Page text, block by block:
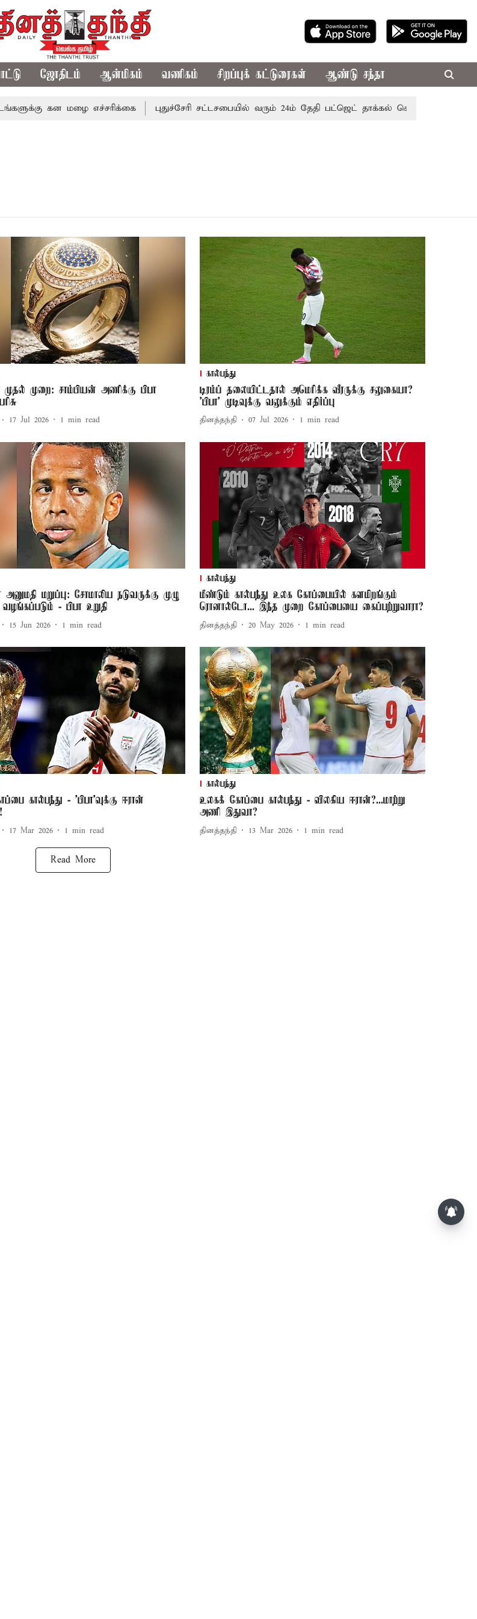
ஜோதிடம் ஆன்மிகம் வணிகம் சிறப்புக் கட்டுரைகள் ஆண்டு சந்தா
கன மழை எச்சரிக்கை புதுச்சேரி சட்டசபையில் வரும் 24ம் தேதி பட்ஜெட் தாக்கல் செய்கிறார் முதல்-
முதல் முறை: சாம்பியன் அணிக்கு பிபா
17 Jul 2026 1 min read
கால்பந்து
டிரம்ப் தலையிட்டதால் அமெரிக்க வீரருக்கு சலுகையா?
'பிபா' முடிவுக்கு வலுக்கும் எதிர்ப்பு
தினத்தந்தி 07 Jul 2026 1 min read
அனுமதி மறுப்பு: சோமாலிய நடுவருக்கு முழு
- பிபா உறுதி
15 Jun 2026 1 min read
கால்பந்து
மீண்டும் கால்பந்து உலக கோப்பையில் களமிறங்கும்
ரொனால்டோ... இந்த முறை கோப்பையை கைப்பற்றுவாரா?
தினத்தந்தி 20 May 2026 1 min read
கால்பந்து - ’பிபா’வுக்கு ஈரான்
17 Mar 2026 1 min read
கால்பந்து
உலகக் கோப்பை கால்பந்து - விலகிய ஈரான்?...மாற்று
அணி இதுவா?
தினத்தந்தி 13 Mar 2026 1 min read
Read More